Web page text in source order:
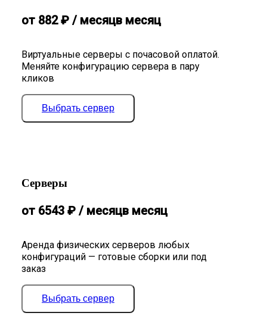
Виртуальные серверы с почасовой оплатой.
Меняйте конфигурацию сервера в пару
кликов
от 882₽ / месяцв месяц
Выбрать сервер
Серверы
Аренда физических серверов любых
конфигураций — готовые сборки или под
заказ
от 6543 ₽ / месяцв месяц
Выбрать сервер